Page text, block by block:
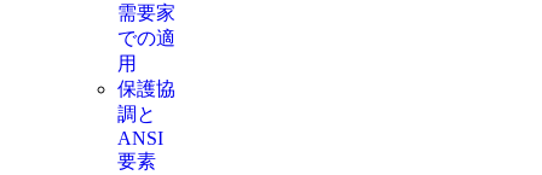
需要家
での適
用
保護協
調と
ANSI
要素